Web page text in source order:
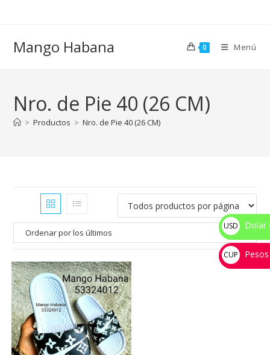
Mango Habana 0 Menú
Nro. de Pie 40 (26 CM)
> Productos > Nro. de Pie 40 (26 CM)
USD
$
Dolar
CUP
💰
Pesos